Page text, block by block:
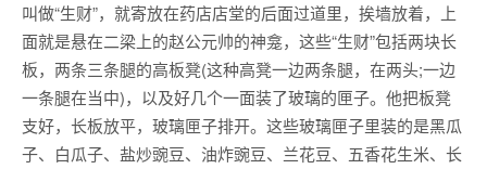
叫做“生财”，就寄放在药店店堂的后面过道里，挨墙放着，上
面就是悬在二梁上的赵公元帅的神龛，这些“生财”包括两块长
板，两条三条腿的高板凳(这种高凳一边两条腿，在两头;一边
一条腿在当中)，以及好几个一面装了玻璃的匣子。他把板凳
支好，长板放平，玻璃匣子排开。这些玻璃匣子里装的是黑瓜
子、白瓜子、盐炒豌豆、油炸豌豆、兰花豆、五香花生米、长